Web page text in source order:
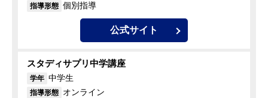
指導形態 個別指導
公式サイト
スタディサプリ中学講座
学年 中学生
指導形態 オンライン